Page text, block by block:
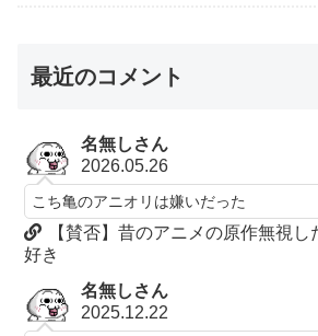
最近のコメント
名無しさん
2026.05.26
こち亀のアニオリは嫌いだった
【賛否】昔のアニメの原作無視
好き
名無しさん
2025.12.22